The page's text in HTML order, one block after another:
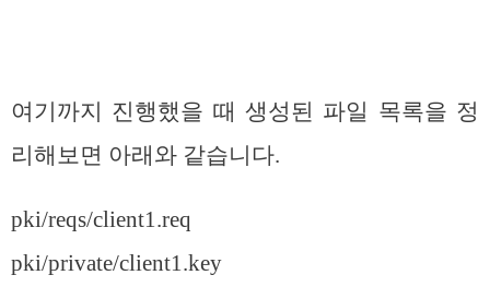
여기까지 진행했을 때 생성된 파일 목록을 정
리해보면 아래와 같습니다.
pki/reqs/client1.req
pki/private/client1.key